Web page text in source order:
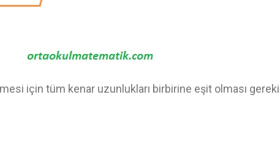
için tüm kenar uzunlukları birbirine eşit olması